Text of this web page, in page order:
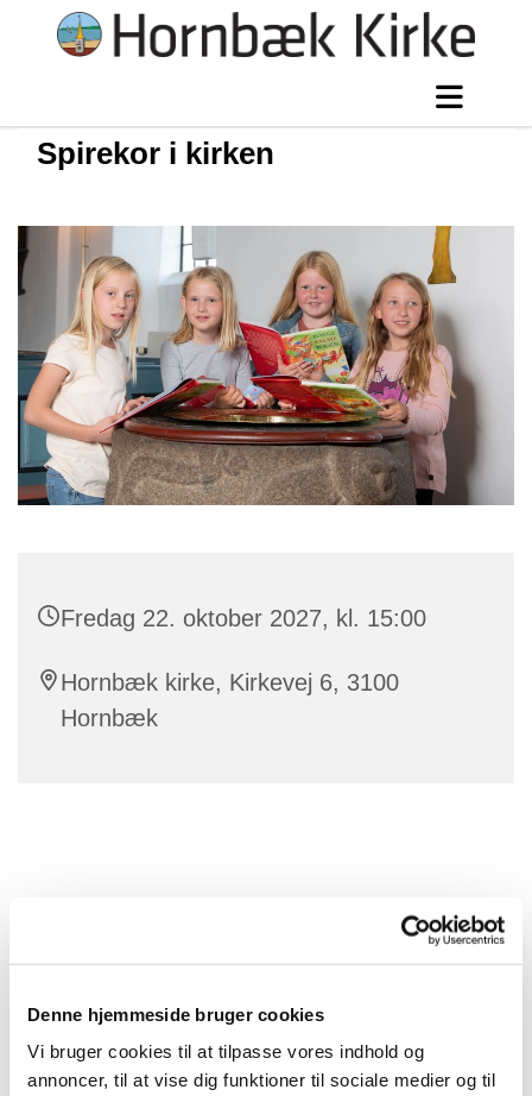
Denne hjemmeside bruger cookies
Vi bruger cookies til at tilpasse vores indhold og
annoncer, til at vise dig funktioner til sociale medier og til
Spirekor i kirken
Fredag 22. oktober 2027, kl. 15:00
Hornbæk kirke, Kirkevej 6, 3100
Hornbæk